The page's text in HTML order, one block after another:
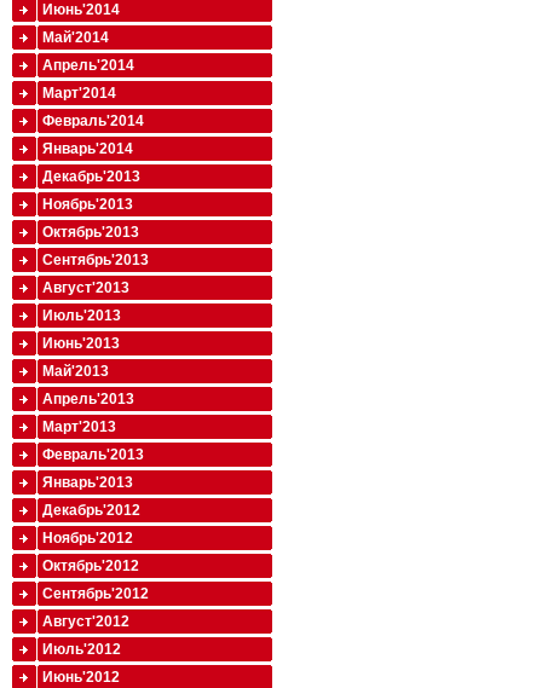
Июнь'2014
Май'2014
Апрель'2014
Март'2014
Февраль'2014
Январь'2014
Декабрь'2013
Ноябрь'2013
Октябрь'2013
Сентябрь'2013
Август'2013
Июль'2013
Июнь'2013
Май'2013
Апрель'2013
Март'2013
Февраль'2013
Январь'2013
Декабрь'2012
Ноябрь'2012
Октябрь'2012
Сентябрь'2012
Август'2012
Июль'2012
Июнь'2012